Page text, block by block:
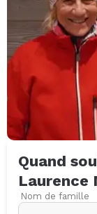
Quand
Laurence
Nom de famille